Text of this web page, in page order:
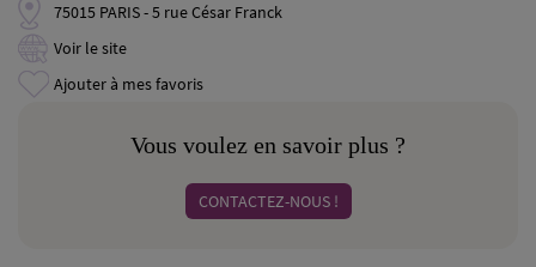
75015 PARIS - 5 rue César Franck
Voir le site
Ajouter à mes favoris
Vous voulez en savoir plus ?
CONTACTEZ-NOUS !